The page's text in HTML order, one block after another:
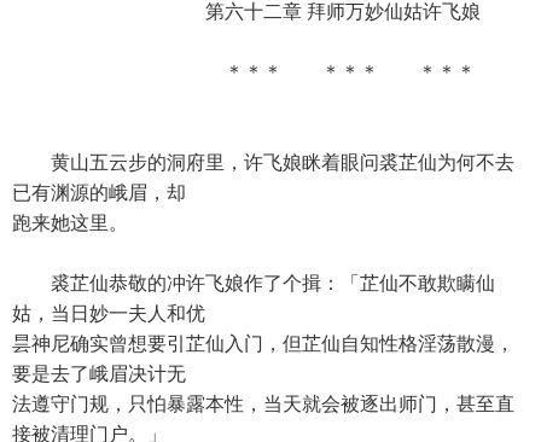
第六十二章 拜师万妙仙姑许飞娘
＊＊＊ ＊＊＊ ＊＊＊
黄山五云步的洞府里，许飞娘眯着眼问裘芷仙为何不去
已有渊源的峨眉，却
跑来她这里。
裘芷仙恭敬的冲许飞娘作了个揖：「芷仙不敢欺瞒仙
姑，当日妙一夫人和优
昙神尼确实曾想要引芷仙入门，但芷仙自知性格淫荡散漫，
要是去了峨眉决计无
法遵守门规，只怕暴露本性，当天就会被逐出师门，甚至直
接被清理门户。」